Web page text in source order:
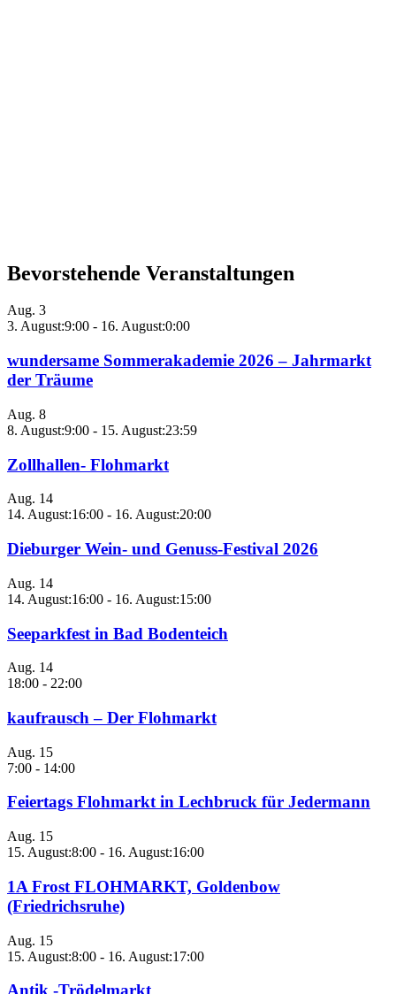
Bevorstehende Veranstaltungen
Aug. 3
3. August:9:00 - 16. August:0:00
wundersame Sommerakademie 2026 – Jahrmarkt
der Träume
Aug. 8
8. August:9:00 - 15. August:23:59
Zollhallen- Flohmarkt
Aug. 14
14. August:16:00 - 16. August:20:00
Dieburger Wein- und Genuss-Festival 2026
Aug. 14
14. August:16:00 - 16. August:15:00
Seeparkfest in Bad Bodenteich
Aug. 14
18:00 - 22:00
kaufrausch – Der Flohmarkt
Aug. 15
7:00 - 14:00
Feiertags Flohmarkt in Lechbruck für Jedermann
Aug. 15
15. August:8:00 - 16. August:16:00
1A Frost FLOHMARKT, Goldenbow
(Friedrichsruhe)
Aug. 15
15. August:8:00 - 16. August:17:00
Antik -Trödelmarkt